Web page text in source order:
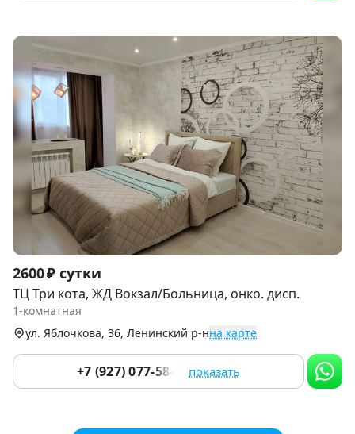
Item
1
of
2600 ₽ сутки
ТЦ Три кота, ЖД Вокзал/Больница, онко. дисп.
1-комнатная
ул. Яблочкова, 36, Ленинский р-нна карте
+7 (927) 077-58-77 показать